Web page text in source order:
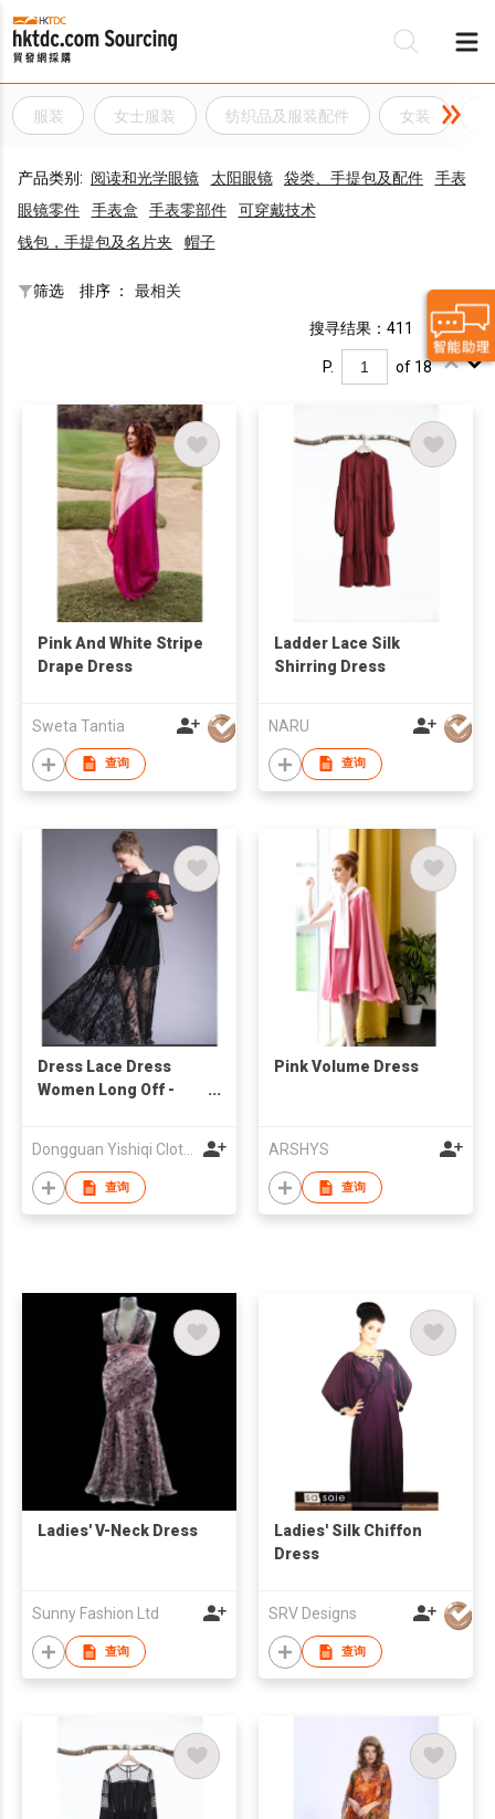
服装 女士服装 纺织品及服装配件 女装
产品类别: 阅读和光学眼镜 太阳眼镜 袋类、手提包及配件
手表
眼镜零件
手表盒 手表零部件
可穿戴技术
钱包，手提包及名片夹
帽子
筛选 排序 ： 最相关
搜寻结果：411
P. of 18
Pink And White Stripe
Drape Dress
Sweta Tantia
查询
Ladder Lace Silk
Shirring Dress
NARU
查询
Dress Lace Dress
Women Long Off -
Dongguan Yishiqi Clothing Co.,Ltd
查询
Pink Volume Dress
ARSHYS
查询
Ladies' V-Neck Dress
Sunny Fashion Ltd
查询
Ladies' Silk Chiffon
Dress
SRV Designs
查询